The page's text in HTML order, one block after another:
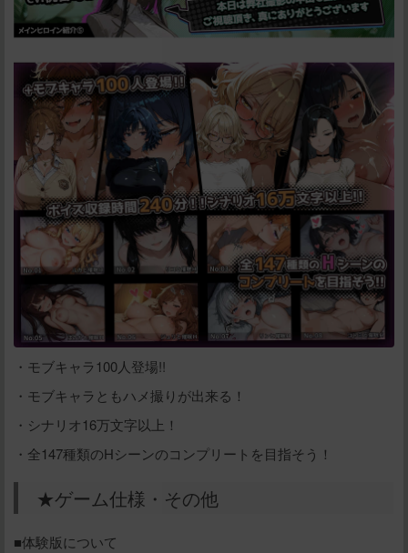
・モブキャラ100人登場!!
・モブキャラともハメ撮りが出来る！
・シナリオ16万文字以上！
・全147種類のHシーンのコンプリートを目指そう！
★ゲーム仕様・その他
■体験版について